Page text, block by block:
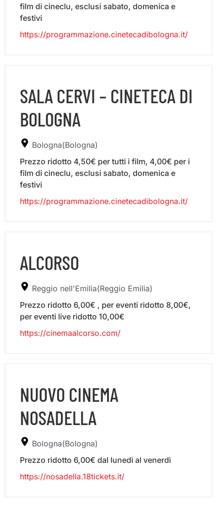
film di cineclu, esclusi sabato, domenica e
festivi
https://programmazione.cinetecadibologna.it/
SALA CERVI – CINETECA DI
BOLOGNA
Bologna(Bologna)
Prezzo ridotto 4,50€ per tutti i film, 4,00€ per i
film di cineclu, esclusi sabato, domenica e
festivi
https://programmazione.cinetecadibologna.it/
ALCORSO
Reggio nell'Emilia(Reggio Emilia)
Prezzo ridotto 6,00€ , per eventi ridotto 8,00€,
per eventi live ridotto 10,00€
https://cinemaalcorso.com/
NUOVO CINEMA
NOSADELLA
Bologna(Bologna)
Prezzo ridotto 6,00€ dal lunedì al venerdì
https://nosadella.18tickets.it/